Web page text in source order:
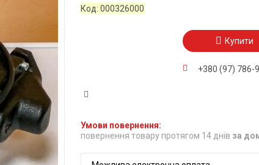
Код:000326000
Купити
+380 (97) 786-
повернення товару протягом 14 днів за